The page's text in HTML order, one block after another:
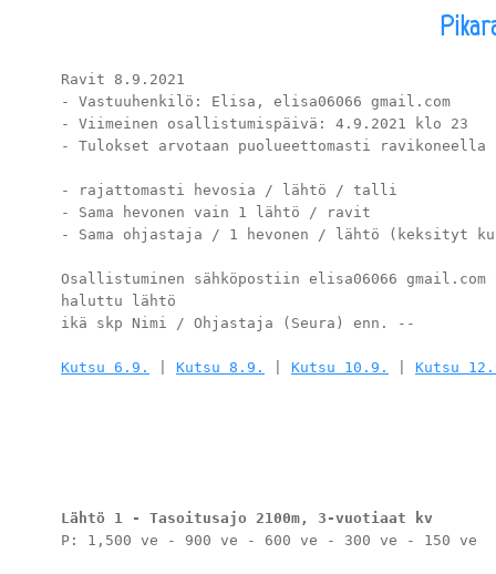
Ravit 8.9.2021
- Vastuuhenkilö: Elisa, elisa06066 gmail.com
- Viimeinen osallistumispäivä: 4.9.2021 klo 23
- Tulokset arvotaan puolueettomasti ravikoneella
- rajattomasti hevosia / lähtö / talli
- Sama hevonen vain 1 lähtö / ravit
- Sama ohjastaja / 1 hevonen / lähtö (keksityt
Osallistuminen sähköpostiin elisa06066
haluttu lähtö
ikä skp Nimi / Ohjastaja (Seura) enn. --
Kutsu 6.9. Kutsu 8.9. Kutsu 10.9. Kutsu
Lähtö 1 - Tasoitusajo 2100m, 3-vuotiaat kv
P: 1,500 ve - 900 ve - 600 ve - 300 ve - 150 ve